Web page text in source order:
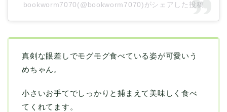
bookworm7070(@bookworm7070)がシェアした投稿
真剣な眼差しでモグモグ食べている姿が可愛いう
めちゃん。
小さいお手てでしっかりと捕まえて美味しく食べ
てくれてます。